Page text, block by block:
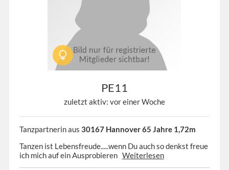
PE11
zuletzt aktiv: vor einer Woche
Tanzpartnerin aus 30167 Hannover 65 Jahre 1,72m
Tanzen ist Lebensfreude.....wenn Du auch so denkst freue
ich mich auf ein Ausprobieren Weiterlesen